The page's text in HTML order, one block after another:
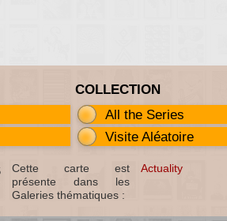
COLLECTION
All the Series
Visite Aléatoire
Cette carte est
présente dans les
Galeries thématiques :
Actuality